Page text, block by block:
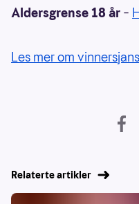
Aldersgrense 18 år –
Les mer om
Relaterte artikler